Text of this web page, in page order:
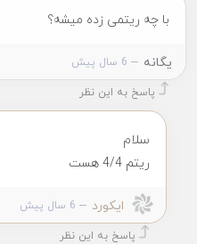
با چه ریتمی زده میشه؟
یگانه
پاسخ به این نظر
سلام
ریتم 4/4 هست
ایکورد
پاسخ به این نظر